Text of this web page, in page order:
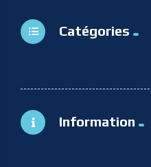
Catégories
Information